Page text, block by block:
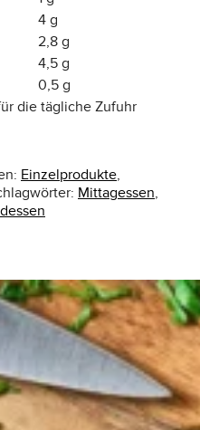
4 g
2,8 g
4,5 g
0,5 g
die tägliche Zufuhr
Einzelprodukte,
Mittagessen,